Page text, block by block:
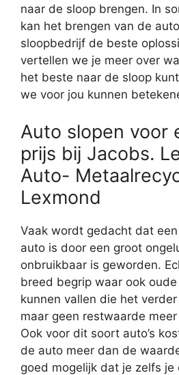
naar de sloop brengen. In
kan het brengen van de
sloopbedrijf de beste
vertellen we je meer over
het beste naar de sloop
we voor jou kunnen
Auto slopen voor
prijs bij Jacobs.
Auto-
Lexmond
Vaak wordt gedacht dat
auto is door een groot
onbruikbaar is geworden.
breed begrip waar ook oude
kunnen vallen die het
maar geen restwaarde
Ook voor dit soort auto’s
de auto meer dan de
goed mogelijk dat je zelfs je